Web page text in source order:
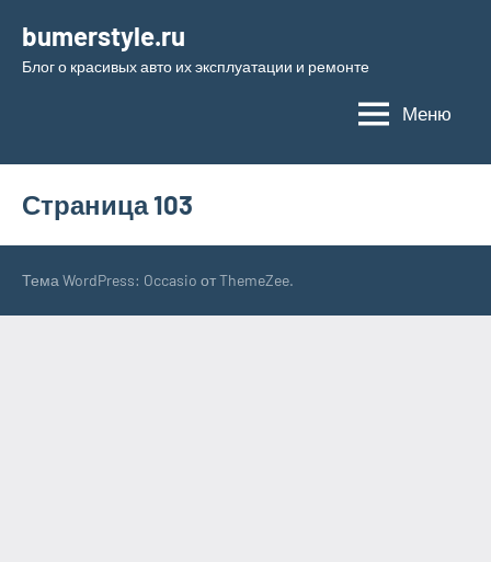
содержимому
bumerstyle.ru
Блог о красивых авто их эксплуатации и ремонте
Меню
Страница 103
Тема WordPress: Occasio от ThemeZee.